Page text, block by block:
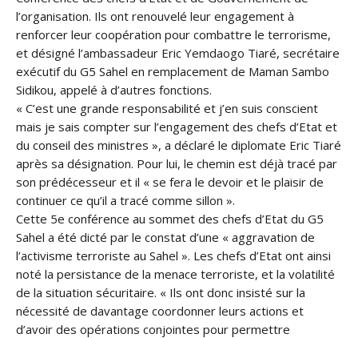
l’organisation. Ils ont renouvelé leur engagement à
renforcer leur coopération pour combattre le terrorisme,
et désigné l’ambassadeur Eric Yemdaogo Tiaré, secrétaire
exécutif du G5 Sahel en remplacement de Maman Sambo
Sidikou, appelé à d’autres fonctions.
« C’est une grande responsabilité et j’en suis conscient
mais je sais compter sur l’engagement des chefs d’Etat et
du conseil des ministres », a déclaré le diplomate Eric Tiaré
après sa désignation. Pour lui, le chemin est déjà tracé par
son prédécesseur et il « se fera le devoir et le plaisir de
continuer ce qu’il a tracé comme sillon ».
Cette 5e conférence au sommet des chefs d’Etat du G5
Sahel a été dicté par le constat d’une « aggravation de
l’activisme terroriste au Sahel ». Les chefs d’Etat ont ainsi
noté la persistance de la menace terroriste, et la volatilité
de la situation sécuritaire. « Ils ont donc insisté sur la
nécessité de davantage coordonner leurs actions et
d’avoir des opérations conjointes pour permettre